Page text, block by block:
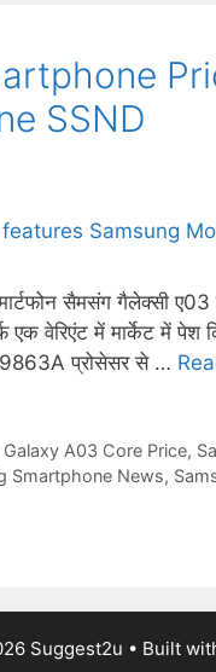
SSND
सैमसंग गैलेक्सी
वेरिएंट में मार्केट में पेश
प्रोसेसर से …
A03 Core Price,
Smartphone News,
Suggest2u • Built